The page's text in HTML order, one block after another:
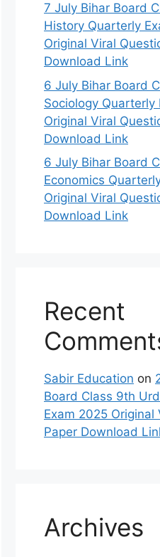
7 July Bihar Board
History Quarterly
Original Viral
Download Link
6 July Bihar Board
Sociology Quarterly
Original Viral
Download Link
6 July Bihar Board
Economics
Original Viral
Download Link
Recent
Sabir Education on
Board Class 9th
Exam 2025 Original
Paper Download
Archives